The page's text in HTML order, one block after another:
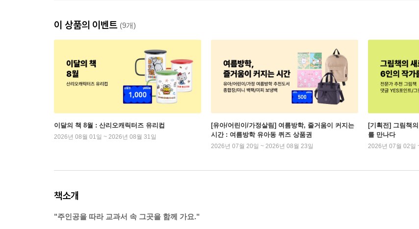
이 상품의 이벤트 (9개)
이달의 책 8월 : 산리오캐릭터즈 유리컵
2026년 08월 01일 ~ 2026년 08월 31일
[유아/어린이/가정살림] 여름방학, 줄거움이 커지는
시간 : 여름방학 유아동 퀴즈 상품권
2026년 07월 20일 ~ 2026년 08월 23일
[기획전] 그림책
를 만나다
2026년 07월 02일
책소개
"주인공을 따라 교과서 속 그곳을 함께 가요."